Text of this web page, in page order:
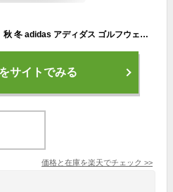
◆【30％OFF・SALE・セール】秋 冬 adidas アディダス ゴルフウェア WL549 ダンボールニット ファブリックミックス 防風 長袖 フルジップ ジャケット [吸汗速乾 ストレッチ] （メンズ）
サイトでみる
価格と在庫を楽天でチェック >>